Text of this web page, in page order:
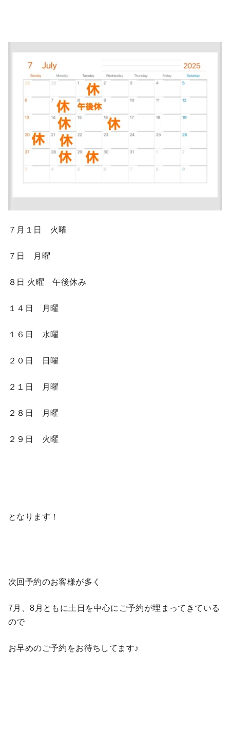
７月１日 火曜
７日 月曜
８日 火曜 午後休み
１４日 月曜
１６日 水曜
２０日 日曜
２１日 月曜
２８日 月曜
２９日 火曜
となります！
次回予約のお客様が多く
7月、8月ともに土日を中心にご予約が埋まってきている
ので
お早めのご予約をお待ちしてます♪